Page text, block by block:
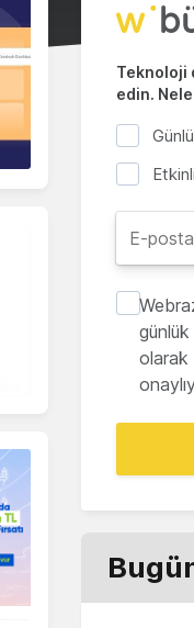
Teknoloji
edin.
olarak